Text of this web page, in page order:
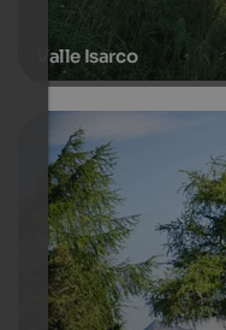
Valle Isarco